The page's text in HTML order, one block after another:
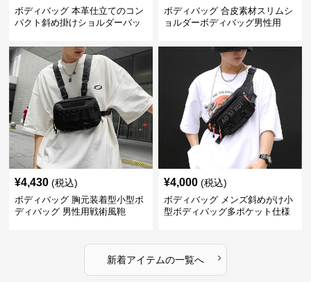
ボディバッグ 本革仕立てのコン
パクト斜め掛けショルダーバッ
ボディバッグ 合皮素材スリムシ
ョルダーボディバッグ男性用
¥4,430 (税込)
ボディバッグ 胸元装着型小型ボ
ディバッグ 男性用戦術風鞄
¥4,000 (税込)
ボディバッグ メンズ斜めがけ小
型ボディバッグ多ポケット仕様
新着アイテムの一覧へ ›